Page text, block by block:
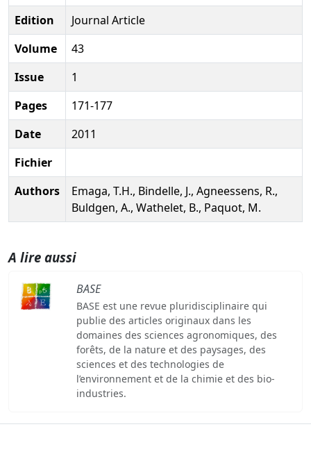
Edition
Journal Article
Volume
43
Issue
1
Pages
171-177
Date
2011
Fichier
Authors
Emaga, T.H., Bindelle, J., Agneessens, R.,
Buldgen, A., Wathelet, B., Paquot, M.
A lire aussi
BASE
BASE est une revue pluridisciplinaire qui
publie des articles originaux dans les
domaines des sciences agronomiques, des
forêts, de la nature et des paysages, des
sciences et des technologies de
l’environnement et de la chimie et des bio-
industries.